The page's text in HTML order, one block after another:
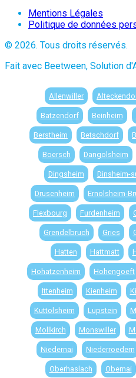
Mentions Légales
Politique de données
© 2026. Tous droits réservés.
Fait avec Beetween, Solution
Allenwiller
Batzendorf Beinheim
Berstheim Betschdorf
Boersch Dangolsheim
Dingsheim Dinsheim-
Drusenheim Ernolsheim-
Flexbourg Furdenheim
Grendelbruch Gries
Hatten Hattmatt
Hohatzenheim Hohengoeft
Ittenheim Kienheim
Kuttolsheim Lupstein
Mollkirch Monswiller
Niedernai Niederroedern
Oberhaslach Obernai